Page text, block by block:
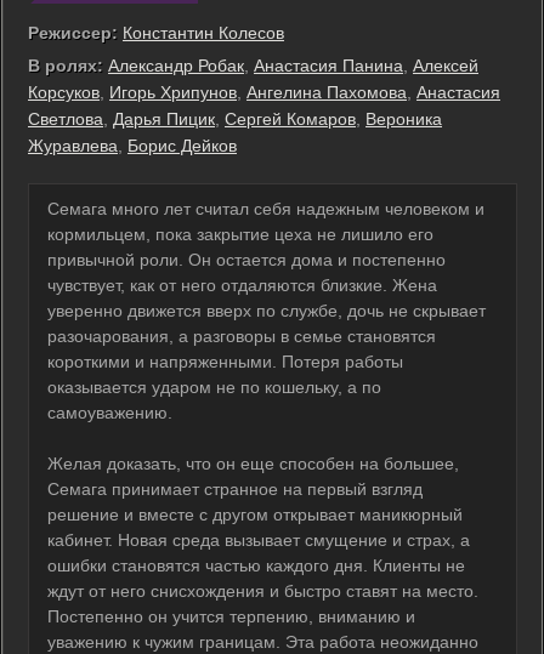
Режиссер: Константин Колесов
В ролях: Александр Робак Анастасия Панина Алексей
Корсуков Игорь Хрипунов Ангелина Пахомова Анастасия
Светлова
Дарья Пицик Сергей Комаров Вероника
Журавлева
Борис Дейков
Семага много лет считал себя надежным человеком и
кормильцем, пока закрытие цеха не лишило его
привычной роли. Он остается дома и постепенно
чувствует, как от него отдаляются близкие. Жена
уверенно движется вверх по службе, дочь не скрывает
разочарования, а разговоры в семье становятся
короткими и напряженными. Потеря работы
оказывается ударом не по кошельку, а по
самоуважению.
Желая доказать, что он еще способен на большее,
Семага принимает странное на первый взгляд
решение и вместе с другом открывает маникюрный
кабинет. Новая среда вызывает смущение и страх, а
ошибки становятся частью каждого дня. Клиенты не
ждут от него снисхождения и быстро ставят на место.
Постепенно он учится терпению, вниманию и
уважению к чужим границам. Эта работа неожиданно